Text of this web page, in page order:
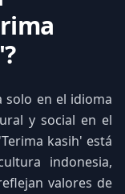
solo en el idioma
y social en el
kasih' está
indonesia,
valores de